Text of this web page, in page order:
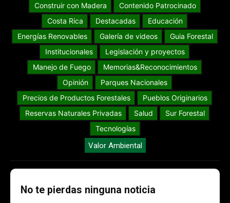
Construir con Madera
Contenido Patrocinado
Costa Rica
Destacadas
Educación
Energías Renovables
Galería de videos
Guia Forestal
Institucionales
Legislación y proyectos
Manejo de Fuego
Memorias&Reconocimientos
Opinión
Parques Nacionales
Precios de Productos Forestales
Pueblos Originarios
Reservas Naturales Privadas
Salud
Sur Forestal
Tecnologías
Valor Ambiental
No te pierdas ninguna noticia